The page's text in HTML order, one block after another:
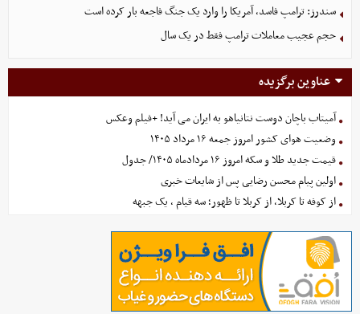
سندرز: ترامپ فاسد، آمریکا را وارد یک جنگ فاجعه بار کرده است
حجم عجیب معاملات ترامپ فقط در یک سال
عناوین برگزیده
آمیتاب باچان دوست نتانیاهو به ایران می آید! +فیلم وعکس
وضعیت هوای کشور امروز جمعه ۱۶ مرداد ۱۴۰۵
قیمت جدید طلا و سکه امروز ۱۶ مردادماه ۱۴۰۵/ جدول
اولین پیام محسن رضایی پس از شایعات خبری
از کوفه تا کربلا، از کربلا تا ظهور؛ سه قیام ، یک جبهه